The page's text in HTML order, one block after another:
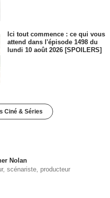
Ici tout commence : ce qui vous
attend dans l'épisode 1498 du
lundi 10 août 2026 [SPOILERS]
Ciné & Séries
Nolan
scénariste, producteur